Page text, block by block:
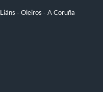
- Oleiros - A Coruña